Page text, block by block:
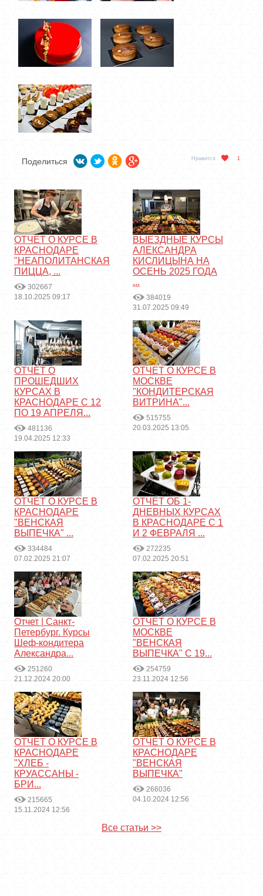
Поделиться Нравится 1
ОТЧЕТ О КУРСЕ В
КРАСНОДАРЕ
"НЕАПОЛИТАНСКАЯ
ПИЦЦА, ...
302667
18.10.2025 09:17
ВЫЕЗДНЫЕ КУРСЫ
АЛЕКСАНДРА
КИСЛИЦЫНА НА
ОСЕНЬ 2025 ГОДА
...
384019
31.07.2025 09:49
ОТЧЕТ О
ПРОШЕДШИХ
КУРСАХ В
КРАСНОДАРЕ С 12
ПО 19 АПРЕЛЯ...
481136
19.04.2025 12:33
ОТЧЕТ О КУРСЕ В
МОСКВЕ
"КОНДИТЕРСКАЯ
ВИТРИНА"...
515755
20.03.2025 13:05
ОТЧЕТ О КУРСЕ В
КРАСНОДАРЕ
"ВЕНСКАЯ
ВЫПЕЧКА" ...
334484
07.02.2025 21:07
ОТЧЕТ ОБ 1-
ДНЕВНЫХ КУРСАХ
В КРАСНОДАРЕ С 1
И 2 ФЕВРАЛЯ ...
272235
07.02.2025 20:51
Отчет | Санкт-
Петербург. Курсы
Шеф-кондитера
Александра...
251260
21.12.2024 20:00
ОТЧЕТ О КУРСЕ В
МОСКВЕ
"ВЕНСКАЯ
ВЫПЕЧКА" С 19...
254759
23.11.2024 12:56
ОТЧЕТ О КУРСЕ В
КРАСНОДАРЕ
"ХЛЕБ -
КРУАССАНЫ -
БРИ...
215665
15.11.2024 12:56
ОТЧЕТ О КУРСЕ В
КРАСНОДАРЕ
"ВЕНСКАЯ
ВЫПЕЧКА"
266036
04.10.2024 12:56
Все статьи >>